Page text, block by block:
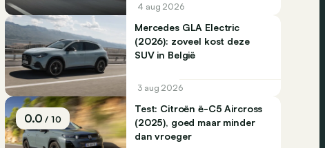
4 aug 2026
Mercedes GLA Electric
(2026): zoveel kost deze
SUV in België
3 aug 2026
0.0/ 10
Test: Citroën ë-C5 Aircross
(2025), goed maar minder
dan vroeger